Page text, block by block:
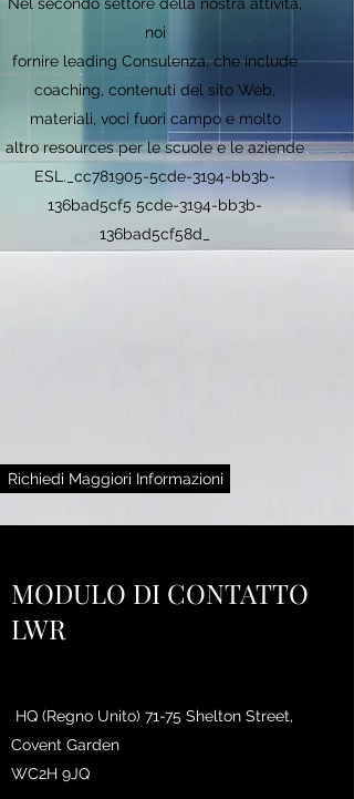
noi
fornire leading Consulenza, che include
coaching, contenuti del sito Web,
materiali, voci fuori campo e molto
altro resources per le scuole e le aziende
ESL._cc781905-5cde-3194-bb3b-
136bad5cf5 5cde-3194-bb3b-
136bad5cf58d_
Richiedi Maggiori Informazioni
MODULO DI CONTATTO
LWR
HQ (Regno Unito) 71-75 Shelton Street,
Covent Garden
WC2H 9JQ